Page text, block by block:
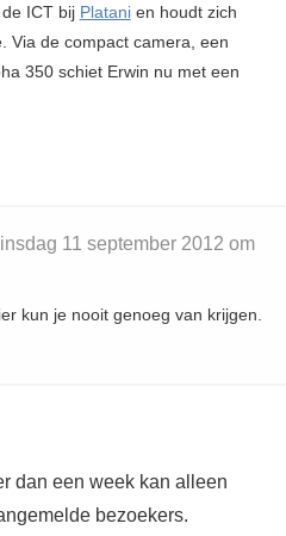
ICT bij Platanien houdt zich
Via de compact camera, een
350 schiet Erwin nu met een
11 september 2012 om
kun je nooit genoeg van krijgen.
dan een week kan alleen
bezoekers.